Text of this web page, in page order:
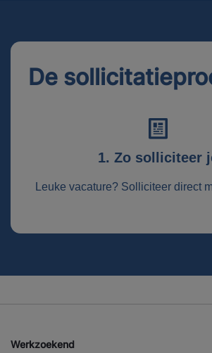
De
1. Zo solliciteer
Leuke vacature? Solliciteer direct
Werkzoekend